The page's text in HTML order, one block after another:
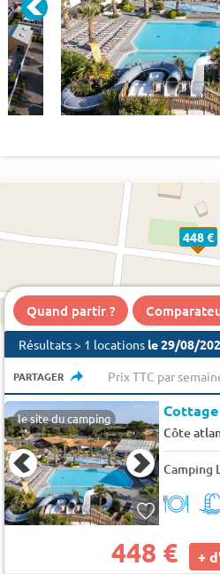
448 €
Quand partir ?
Résultats > 1 locations le 29/08/
PARTAGER Prix TTC par
le site du camping
Côte
Camping
448 € +